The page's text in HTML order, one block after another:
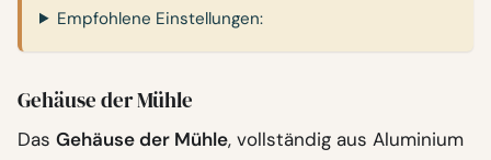
Empfohlene Einstellungen:
Gehäuse der Mühle
Das Gehäuse der Mühle, vollständig aus Aluminium